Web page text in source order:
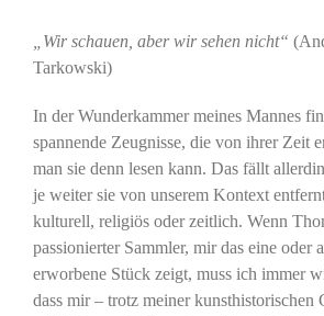
„Wir schauen, aber wir sehen nicht“
Tarkowski)
In der Wunderkammer meines Mannes
spannende Zeugnisse, die von ihrer Zeit
man sie denn lesen kann. Das fällt
je weiter sie von unserem Kontext
kulturell, religiös oder zeitlich. Wenn
passionierter Sammler, mir das eine oder
erworbene Stück zeigt, muss ich immer
dass mir – trotz meiner kunsthistorischen